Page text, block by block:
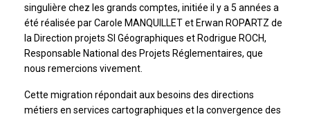
singulière chez les grands comptes, initiée il y a 5 années a
été réalisée par Carole MANQUILLET et Erwan ROPARTZ de
la Direction projets SI Géographiques et Rodrigue ROCH,
Responsable National des Projets Réglementaires, que
nous remercions vivement.
Cette migration répondait aux besoins des directions
métiers en services cartographiques et la convergence des